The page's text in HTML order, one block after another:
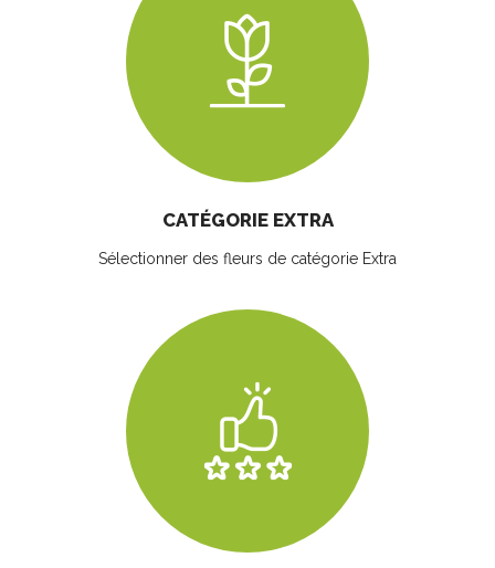
CATÉGORIE EXTRA
Sélectionner des fleurs de catégorie Extra